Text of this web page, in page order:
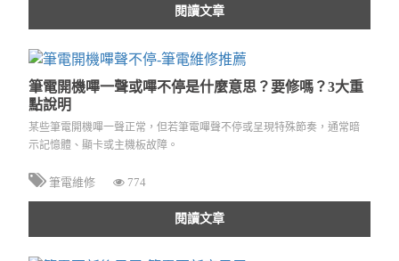
閱讀文章
筆電開機嗶一聲或嗶不停是什麼意思？要修嗎？3大重
點說明
某些筆電開機嗶一聲正常，但若筆電嗶聲不停或呈現特殊節奏，通常暗
示記憶體、顯卡或主機板故障。
筆電維修 774
閱讀文章